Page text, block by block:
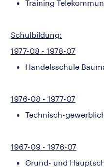
Training
Schulbildung:
1977-08 - 1978-07
Handelsschule
1976-08 - 1977-07
Technisch-
1967-09 - 1976-07
Grund- und